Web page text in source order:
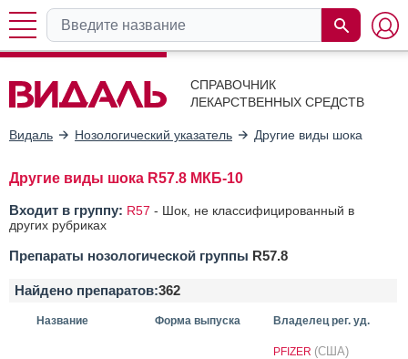
СПРАВОЧНИК
ЛЕКАРСТВЕННЫХ СРЕДСТВ
Видаль Нозологический указатель Другие виды шока
Другие виды шока R57.8 МКБ-10
Входит в группу: R57 - Шок, не классифицированный в
других рубриках
Препараты нозологической группы R57.8
Найдено препаратов:362
Название Форма выпуска Владелец рег. уд.
PFIZER (США)